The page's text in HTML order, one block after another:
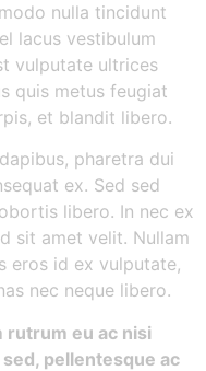
nulla tincidunt
lacus vestibulum
vulputate ultrices
quis metus feugiat
et blandit libero.
pharetra dui
ex. Sed sed
libero. In nec ex
sit amet velit. Nullam
eros id ex vulputate,
nec neque libero.
rutrum eu ac nisi
pellentesque ac